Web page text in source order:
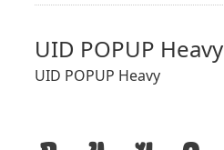
UID POPUP Heavy
UID POPUP Heavy